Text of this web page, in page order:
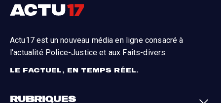
Actu17 est un nouveau média en ligne consacré à
l'actualité Police-Justice et aux Faits-divers.
LE FACTUEL, EN TEMPS RÉEL.
RUBRIQUES